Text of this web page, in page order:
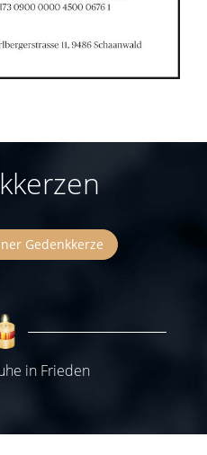
Gedenkkerze
in Frieden